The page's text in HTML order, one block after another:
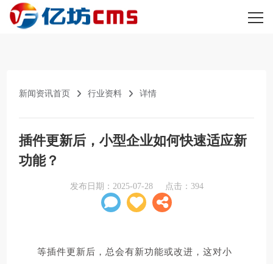
新闻资讯首页 行业资料 详情
插件更新后，小型企业如何快速适应新
功能？
发布日期： 2025-07-28点击： 394
等插件更新后，总会有新功能或改进，这对小